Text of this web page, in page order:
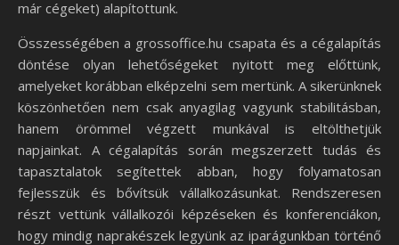
már cégeket) alapítottunk.
Összességében a grossoffice.hu csapata és a cégalapítás
döntése olyan lehetőségeket nyitott meg előttünk,
amelyeket korábban elképzelni sem mertünk. A sikerünknek
köszönhetően nem csak anyagilag vagyunk stabilitásban,
hanem örömmel végzett munkával is eltölthetjük
napjainkat. A cégalapítás során megszerzett tudás és
tapasztalatok segítettek abban, hogy folyamatosan
fejlesszük és bővítsük vállalkozásunkat. Rendszeresen
részt vettünk vállalkozói képzéseken és konferenciákon,
hogy mindig naprakészek legyünk az iparágunkban történő